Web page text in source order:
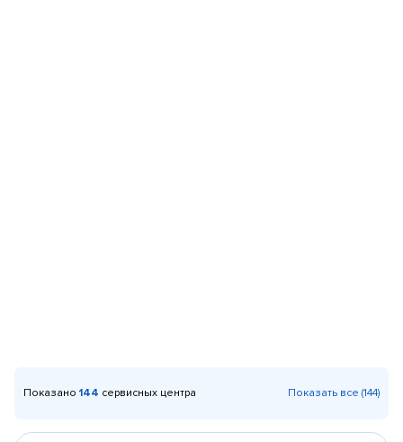
Показано 144 сервисных центра Показать все (144)